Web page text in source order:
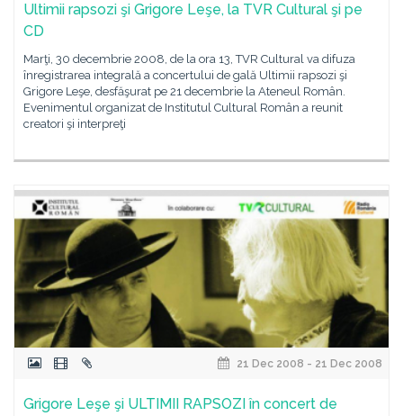
Ultimii rapsozi şi Grigore Leşe, la TVR Cultural şi pe
CD
Marţi, 30 decembrie 2008, de la ora 13, TVR Cultural va difuza
înregistrarea integrală a concertului de gală Ultimii rapsozi şi
Grigore Leşe, desfăşurat pe 21 decembrie la Ateneul Român.
Evenimentul organizat de Institutul Cultural Român a reunit
creatori şi interpreţi
21 Dec 2008 - 21 Dec 2008
Grigore Leşe şi ULTIMII RAPSOZI în concert de